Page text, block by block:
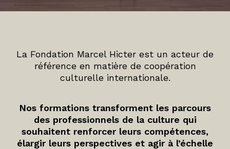
La Fondation Marcel Hicter est un acteur de
référence en matière de coopération
culturelle internationale.
Nos formations transforment les parcours
des professionnels de la culture qui
souhaitent renforcer leurs compétences,
élargir leurs perspectives et agir à l’échelle